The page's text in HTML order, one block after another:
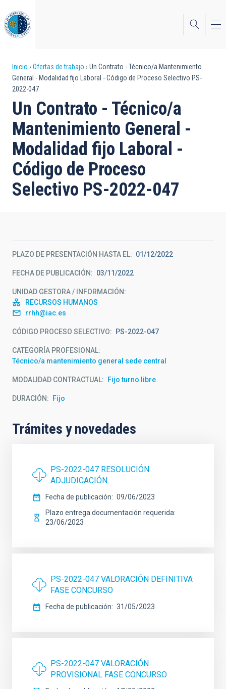
al
contenido
principal
Sobrescribir
enlaces
de
ayuda
a
la
navegación
Inicio Ofertas de trabajo
Un Contrato - Técnico/a Mantenimiento
General - Modalidad fijo Laboral - Código de Proceso Selectivo PS-
2022-047
Un Contrato - Técnico/a
Mantenimiento General -
Modalidad fijo Laboral -
Código de Proceso
Selectivo PS-2022-047
PLAZO DE PRESENTACIÓN HASTA EL 01/12/2022
FECHA DE PUBLICACIÓN 03/11/2022
UNIDAD GESTORA / INFORMACIÓN
RECURSOS HUMANOS
rrhh@iac.es
CÓDIGO PROCESO SELECTIVO PS-2022-047
CATEGORÍA PROFESIONAL
Técnico/a mantenimiento general sede central
MODALIDAD CONTRACTUAL Fijo turno libre
DURACIÓN Fijo
Trámites y novedades
PS-2022-047 RESOLUCIÓN
ADJUDICACIÓN
Fecha de publicación
09/06/2023
Plazo entrega documentación requerida
23/06/2023
PS-2022-047 VALORACIÓN DEFINITIVA
FASE CONCURSO
Fecha de publicación 31/05/2023
PS-2022-047 VALORACIÓN
PROVISIONAL FASE CONCURSO